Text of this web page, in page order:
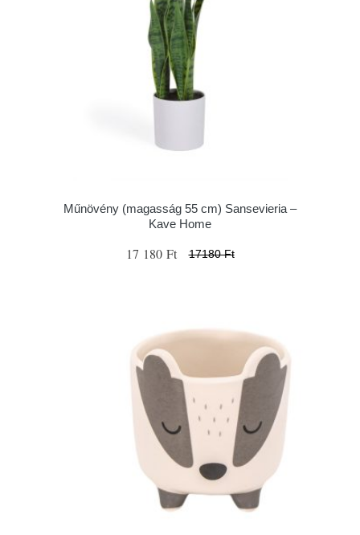
Műnövény (magasság 55 cm) Sansevieria –
Kave Home
17 180 Ft 17180 Ft